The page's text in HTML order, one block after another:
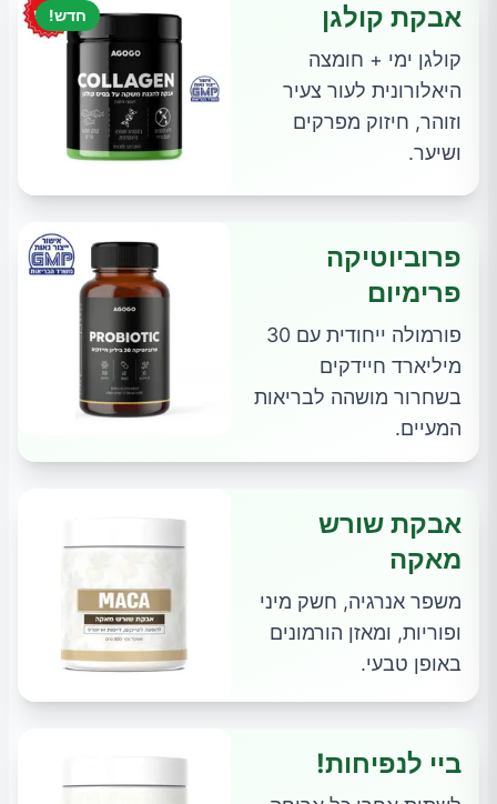
חדש! אבקת קולגן
קולגן ימי + חומצה
היאלורונית לעור צעיר
וזוהר, חיזוק מפרקים
ושיער.
פרוביוטיקה
פרימיום
פורמולה ייחודית עם 30
מיליארד חיידקים
בשחרור מושהה לבריאות
המעיים.
אבקת שורש
מאקה
משפר אנרגיה, חשק מיני
ופוריות, ומאזן הורמונים
באופן טבעי.
ביי לנפיחות!